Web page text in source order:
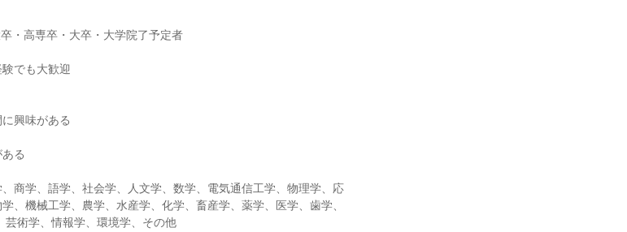
・高専卒・大卒・大学院了予定者
でも大歓迎
興味がある
る
商学、語学、社会学、人文学、数学、電気通信工学、物理学、応
、機械工学、農学、水産学、化学、畜産学、薬学、医学、歯学、
芸術学、情報学、環境学、その他